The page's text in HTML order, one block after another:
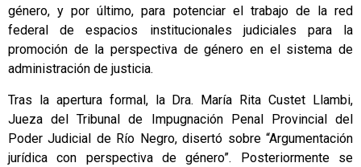
género, y por último, para potenciar el trabajo de la red
federal de espacios institucionales judiciales para la
promoción de la perspectiva de género en el sistema de
administración de justicia.
Tras la apertura formal, la Dra. María Rita Custet Llambi,
Jueza del Tribunal de Impugnación Penal Provincial del
Poder Judicial de Río Negro, disertó sobre “Argumentación
jurídica con perspectiva de género”. Posteriormente se